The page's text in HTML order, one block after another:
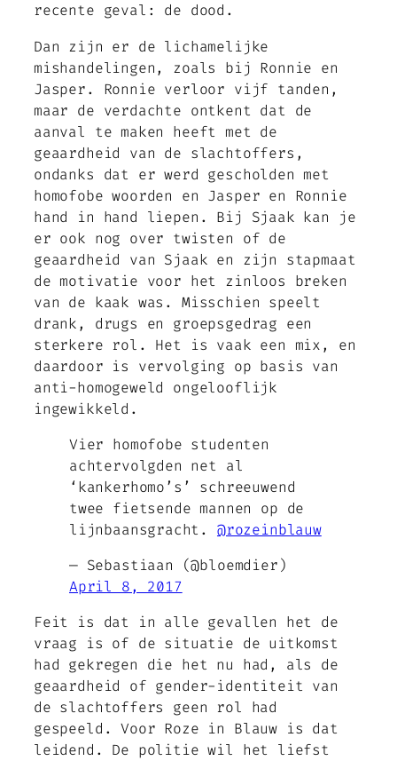
recente geval: de dood.
Dan zijn er de lichamelijke
mishandelingen, zoals bij Ronnie en
Jasper. Ronnie verloor vijf tanden,
maar de verdachte ontkent dat de
aanval te maken heeft met de
geaardheid van de slachtoffers,
ondanks dat er werd gescholden met
homofobe woorden en Jasper en Ronnie
hand in hand liepen. Bij Sjaak kan je
er ook nog over twisten of de
geaardheid van Sjaak en zijn stapmaat
de motivatie voor het zinloos breken
van de kaak was. Misschien speelt
drank, drugs en groepsgedrag een
sterkere rol. Het is vaak een mix, en
daardoor is vervolging op basis van
anti-homogeweld ongelooflijk
ingewikkeld.
Vier homofobe studenten
achtervolgden net al
‘kankerhomo’s’ schreeuwend
twee fietsende mannen op de
lijnbaansgracht. @rozeinblauw
— Sebastiaan (@bloemdier)
April 8, 2017
Feit is dat in alle gevallen het de
vraag is of de situatie de uitkomst
had gekregen die het nu had, als de
geaardheid of gender-identiteit van
de slachtoffers geen rol had
gespeeld . Voor Roze in Blauw is dat
leidend. De politie wil het liefst